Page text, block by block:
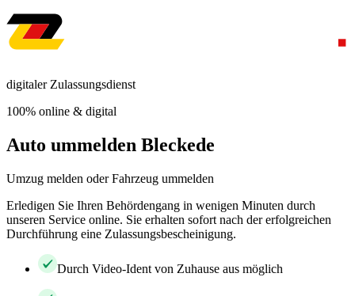
digitaler Zulassungsdienst
100% online & digital
Auto ummelden Bleckede
Umzug melden oder Fahrzeug ummelden
Erledigen Sie Ihren Behördengang in wenigen Minuten durch
unseren Service online. Sie erhalten sofort nach der erfolgreichen
Durchführung eine Zulassungsbescheinigung.
Durch Video-Ident von Zuhause aus möglich